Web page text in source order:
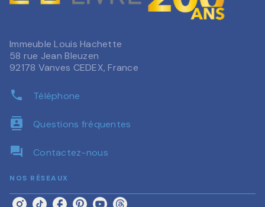
Immeuble Louis Hachette
58 rue Jean Bleuzen
92178 Vanves CEDEX, France
phone Téléphone
contacts Questions fréquentes
question_answer Contactez-nous
NOS RÉSEAUX